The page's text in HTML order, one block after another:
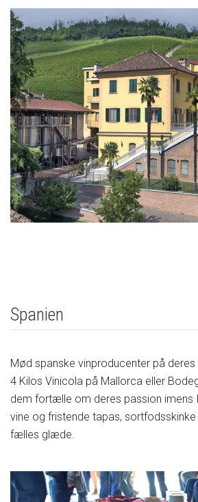
Spanien
Mød spanske vinproducenter på
4 Kilos Vinicola på Mallorca eller
dem fortælle om deres passion imens
vine og fristende tapas,
fælles glæde.